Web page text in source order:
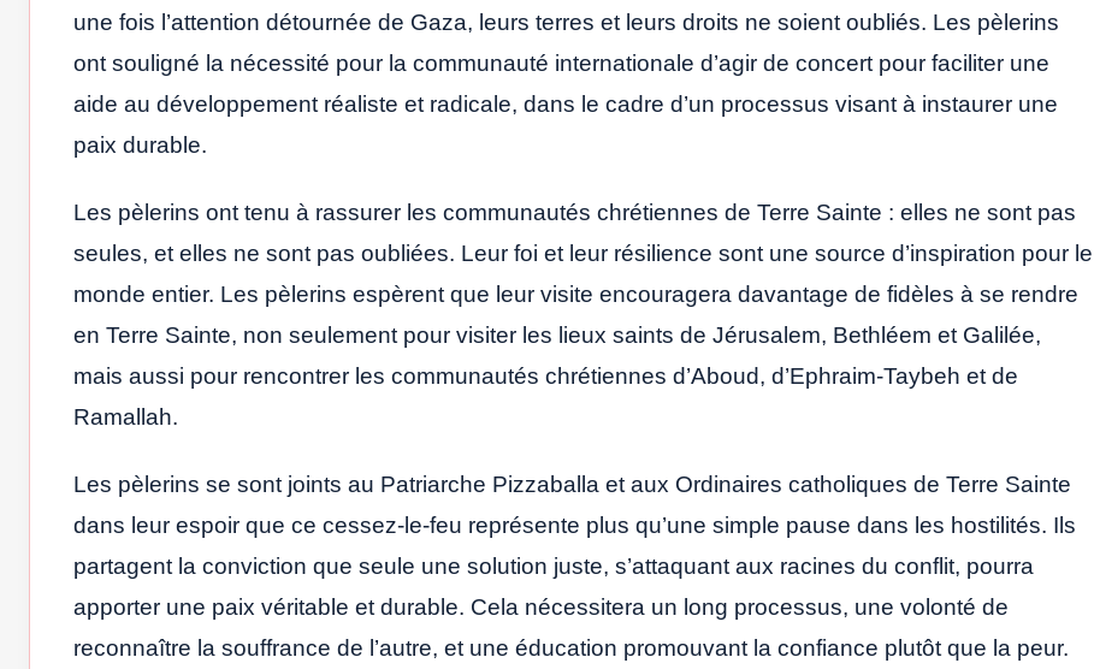
une fois l’attention détournée de Gaza, leurs terres et leurs droits ne soient oubliés. Les pèlerins
ont souligné la nécessité pour la communauté internationale d’agir de concert pour faciliter une
aide au développement réaliste et radicale, dans le cadre d’un processus visant à instaurer une
paix durable.
Les pèlerins ont tenu à rassurer les communautés chrétiennes de Terre Sainte : elles ne sont pas
seules, et elles ne sont pas oubliées. Leur foi et leur résilience sont une source d’inspiration pour le
monde entier. Les pèlerins espèrent que leur visite encouragera davantage de fidèles à se rendre
en Terre Sainte, non seulement pour visiter les lieux saints de Jérusalem, Bethléem et Galilée,
mais aussi pour rencontrer les communautés chrétiennes d’Aboud, d’Ephraim-Taybeh et de
Ramallah.
Les pèlerins se sont joints au Patriarche Pizzaballa et aux Ordinaires catholiques de Terre Sainte
dans leur espoir que ce cessez-le-feu représente plus qu’une simple pause dans les hostilités. Ils
partagent la conviction que seule une solution juste, s’attaquant aux racines du conflit, pourra
apporter une paix véritable et durable. Cela nécessitera un long processus, une volonté de
reconnaître la souffrance de l’autre, et une éducation promouvant la confiance plutôt que la peur.